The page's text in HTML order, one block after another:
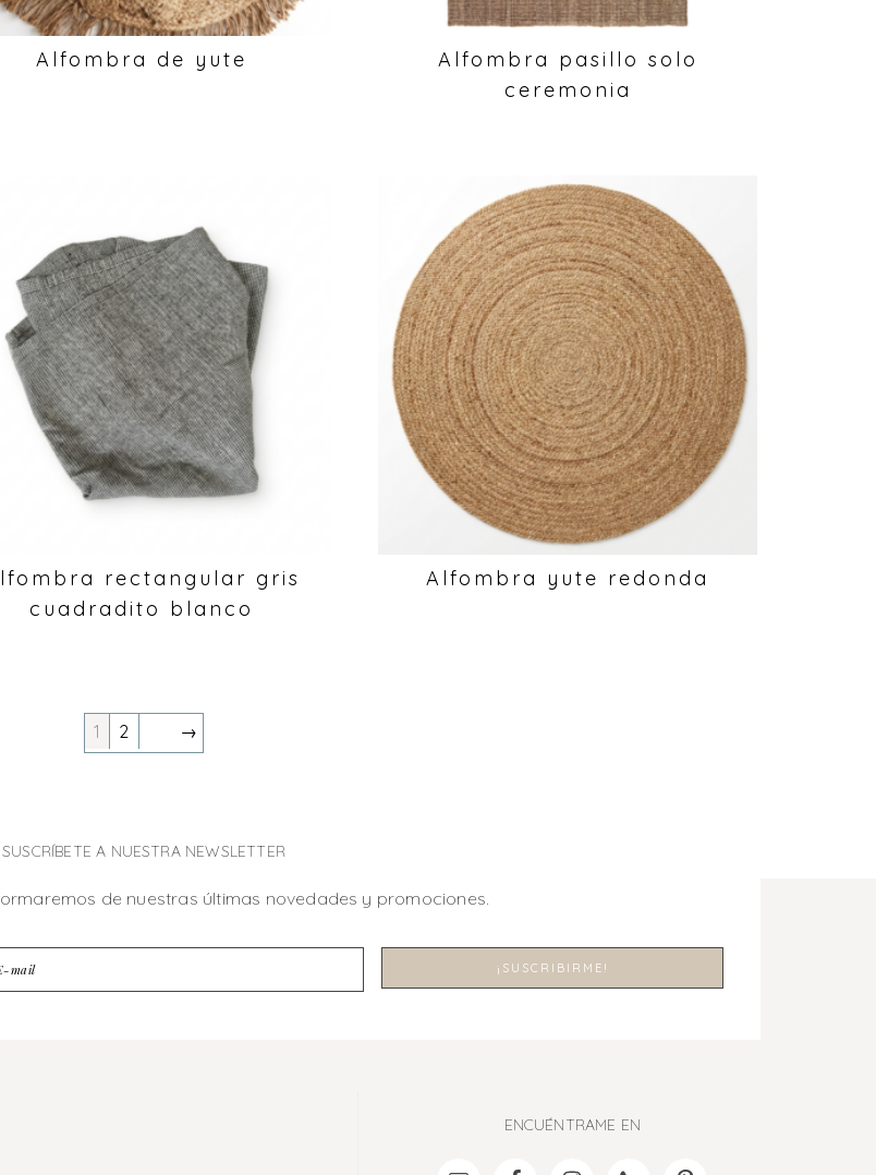
Alfombra de yute
Alfombra pasillo solo
ceremonia
rectangular gris
cuadradito blanco
Alfombra yute redonda
1 2 →
SUSCRÍBETE A NUESTRA NEWSLETTER
de nuestras últimas novedades y promociones.
ENCUÉNTRAME EN